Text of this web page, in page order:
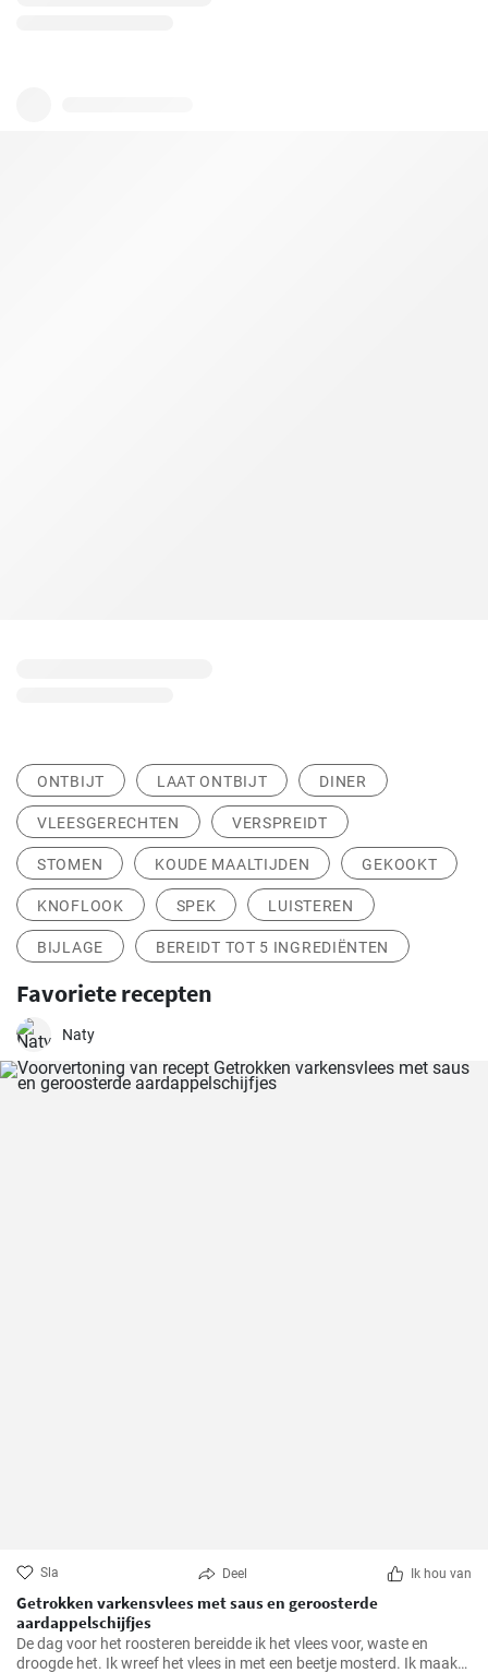
ONTBIJT LAAT ONTBIJT DINER
VLEESGERECHTEN VERSPREIDT
STOMEN KOUDE MAALTIJDEN GEKOOKT
KNOFLOOK SPEK LUISTEREN
BIJLAGE BEREIDT TOT 5 INGREDIËNTEN
Favoriete recepten
Naty
Sla Deel Ik hou van
Getrokken varkensvlees met saus en geroosterde
aardappelschijfjes
De dag voor het roosteren bereidde ik het vlees voor, waste en
droogde het. Ik wreef het vlees in met een beetje mosterd. Ik maakte